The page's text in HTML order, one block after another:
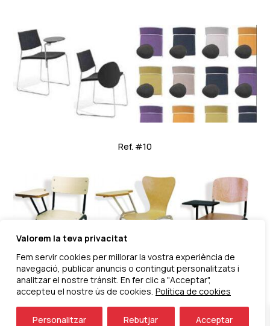
Valorem la teva privacitat
Fem servir cookies per millorar la vostra experiència de
navegació, publicar anuncis o contingut personalitzats i
analitzar el nostre trànsit. En fer clic a "Acceptar",
accepteu el nostre ús de cookies. Política de cookies
Personalitzar Rebutjar
Acceptar
Ref. #10
Ref. #11